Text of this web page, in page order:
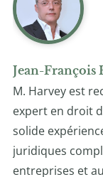
Jean-François
M. Harvey est
expert en droit
solide
juridiques
entreprises et